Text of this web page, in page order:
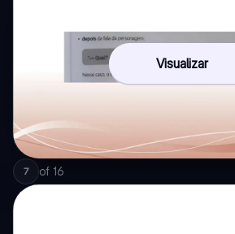
Visualizar
7 of 16